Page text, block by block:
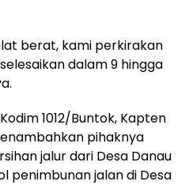
berat, kami perkirakan
dalam 9 hingga
1012/Buntok, Kapten
pihaknya
jalur dari Desa Danau
penimbunan jalan di Desa